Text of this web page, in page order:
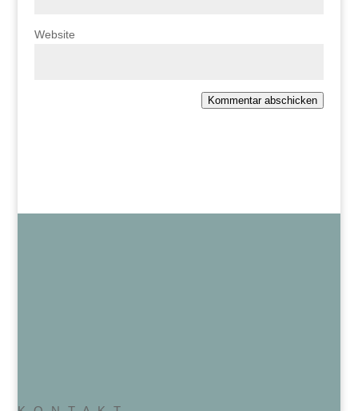
Website
Kommentar abschicken